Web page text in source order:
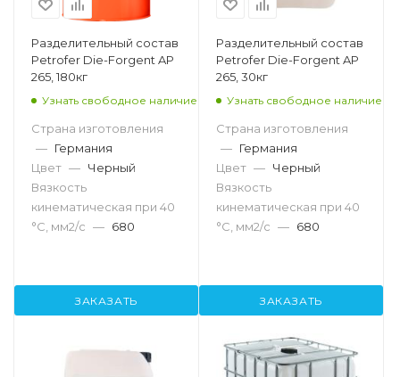
Разделительный состав
Petrofer Die-Forgent AP
265, 180кг
Узнать свободное наличие
Страна изготовления
— Германия
Цвет — Черный
Вязкость
кинематическая при 40
°С, мм2/с — 680
ЗАКАЗАТЬ
Разделительный состав
Petrofer Die-Forgent AP
265, 30кг
Узнать свободное наличие
Страна изготовления
— Германия
Цвет — Черный
Вязкость
кинематическая при 40
°С, мм2/с — 680
ЗАКАЗАТЬ